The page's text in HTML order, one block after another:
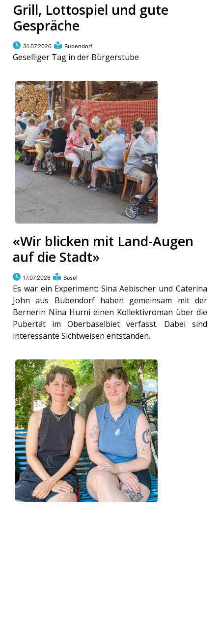
Grill, Lottospiel und gute
Gespräche
31.07.2026 Bubendorf
Geselliger Tag in der Bürgerstube
«Wir blicken mit Land-Augen
auf die Stadt»
17.07.2026 Basel
Es war ein Experiment: Sina Aebischer und Caterina
John aus Bubendorf haben gemeinsam mit der
Bernerin Nina Hurni einen Kollektivroman über die
Pubertät im Oberbaselbiet verfasst. Dabei sind
interessante Sichtweisen entstanden.